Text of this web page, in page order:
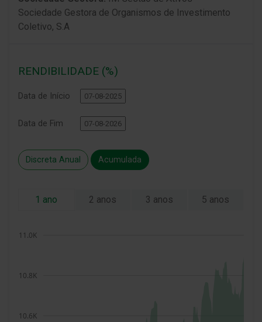
Sociedade Gestora de Organismos de Investimento
Coletivo, S.A
RENDIBILIDADE (%)
Data de Início
Data de Fim
Discreta Anual Acumulada
1 ano 2 anos 3 anos 5 anos